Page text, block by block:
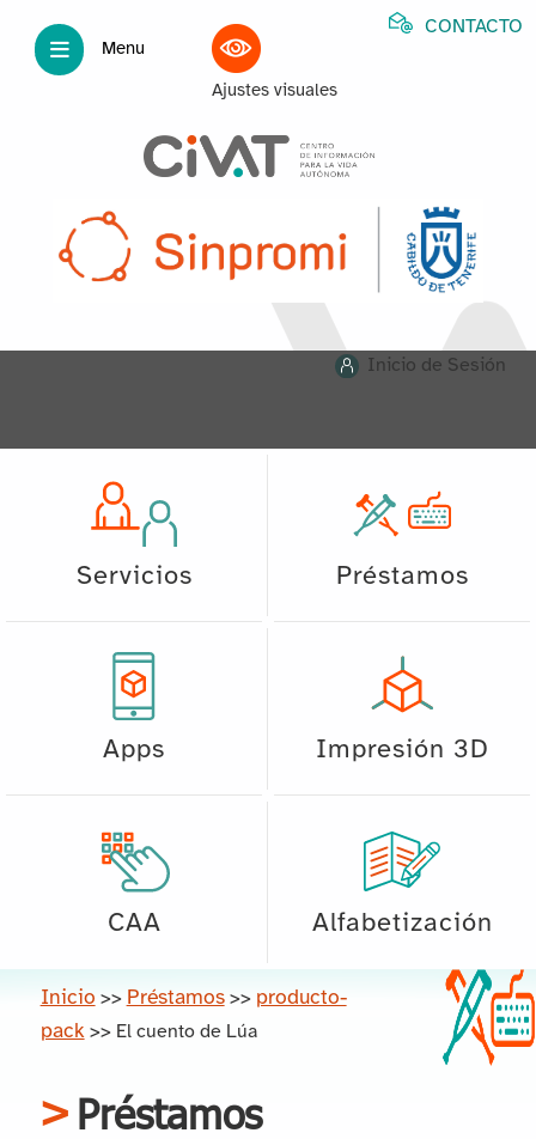
Menu
Ajustes visuales
CONTACTO
Inicio de Sesión
Servicios Préstamos
Apps Impresión 3D
CAA Alfabetización
Inicio >> Préstamos >> producto-
pack >> El cuento de Lúa
Préstamos